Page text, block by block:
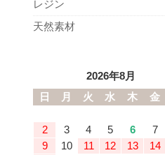
レジン
天然素材
2026年8月
日
月 火 水 木 金
2
3 4 5 6 7
9
10 11 12 13 14